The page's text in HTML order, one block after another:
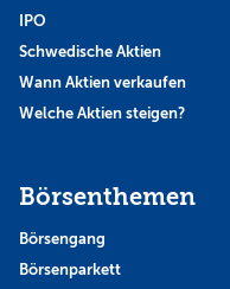
IPO
Schwedische Aktien
Wann Aktien verkaufen
Welche Aktien steigen?
Börsenthemen
Börsengang
Börsenparkett